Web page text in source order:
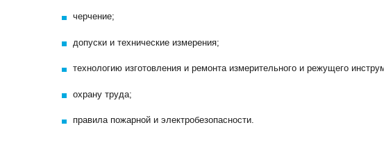
черчение;
допуски и технические измерения;
технологию изготовления и ремонта измерительного и режущего
охрану труда;
правила пожарной и электробезопасности.